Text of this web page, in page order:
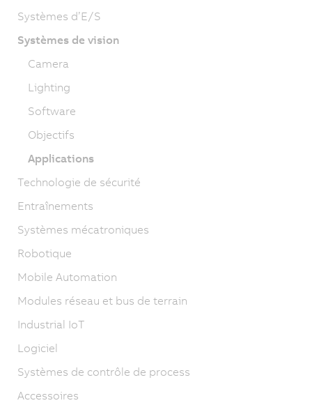
Systèmes d’E/S
Systèmes de vision
Camera
Lighting
Software
Objectifs
Applications
Technologie de sécurité
Entraînements
Systèmes mécatroniques
Robotique
Mobile Automation
Modules réseau et bus de terrain
Industrial IoT
Logiciel
Systèmes de contrôle de process
Accessoires